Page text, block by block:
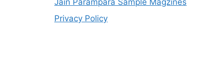
Jain Parampara Sample Magzines
Privacy Policy